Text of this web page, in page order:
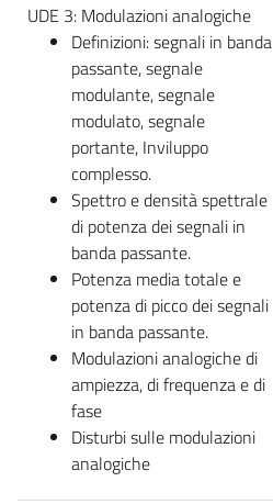
UDE 3: Modulazioni analogiche
Definizioni: segnali in banda
passante, segnale
modulante, segnale
modulato, segnale
portante, Inviluppo
complesso.
Spettro e densità spettrale
di potenza dei segnali in
banda passante.
Potenza media totale e
potenza di picco dei segnali
in banda passante.
Modulazioni analogiche di
ampiezza, di frequenza e di
fase
Disturbi sulle modulazioni
analogiche